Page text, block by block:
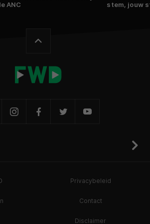
ANC
stem, jouw
Privacybeleid
Contact
Disclaimer